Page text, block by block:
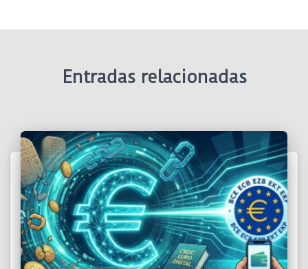
Entradas relacionadas